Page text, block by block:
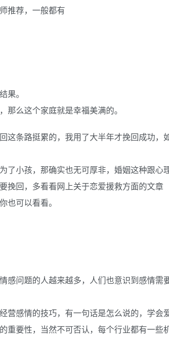
推荐，一般都有
果。
么这个家庭就是幸福美满的。
这条路挺累的，我用了大半年才挽回成功，
了小孩，那确实也无可厚非，婚姻这种跟心
挽回，多看看网上关于恋爱援救方面的文章
也可以看看。
感问题的人越来越多，人们也意识到感情需
营感情的技巧，有一句话是怎么说的，学会
重要性，当然不可否认，每个行业都有一些